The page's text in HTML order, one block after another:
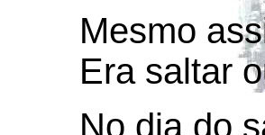
Mesmo
Era saltar
No dia do